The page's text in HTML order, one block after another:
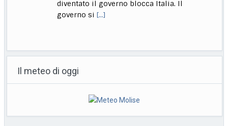
governo si [...]
dire che qualcuno abbia istigato alla
violenza o[...]
Muore a 18 anni l’attrice Kaylee Hottle, star di "Godzilla vs